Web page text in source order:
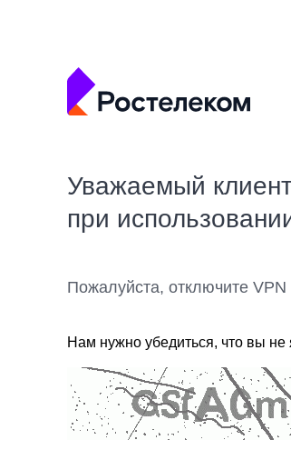
Уважаемый
при
Пожалуйста, отключите
Нам нужно убедиться, что вы не